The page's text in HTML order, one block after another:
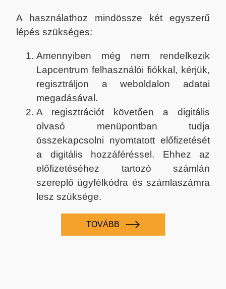
A használathoz mindössze két egyszerű
lépés szükséges:
Amennyiben még nem rendelkezik
Lapcentrum felhasználói fiókkal, kérjük,
regisztráljon a weboldalon adatai
megadásával.
A regisztrációt követően a digitális
olvasó menüpontban tudja
összekapcsolni nyomtatott előfizetését
a digitális hozzáféréssel. Ehhez az
előfizetéséhez tartozó számlán
szereplő ügyfélkódra és számlaszámra
lesz szüksége.
TOVÁBB